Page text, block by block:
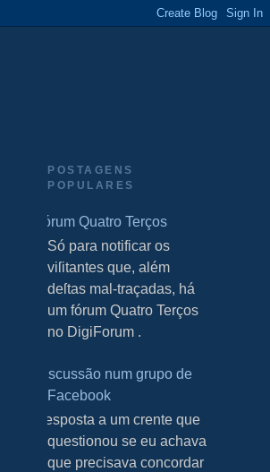
POSTAGENS
POPULARES
Fórum Quatro Terços
S Só para notificar os
viſitantes que, além
deſtas mal-traçadas, há
um fórum Quatro Terços
no DigiForum .
Discussão num grupo de
Facebook
Resposta a um crente que
questionou se eu achava
que precisava concordar